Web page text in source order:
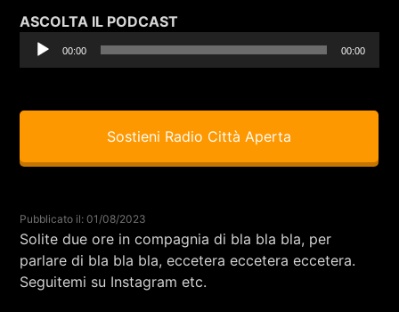
MELTINGPOT (REPLICA) CON
RICCARDO PURE RANKING
RCA - Radio città aperta
ASCOLTA IL PODCAST
Player
00:00 00:00
Sostieni Radio Città Aperta
Pubblicato il: 01/08/2023
Solite due ore in compagnia di bla bla bla, per
parlare di bla bla bla, eccetera eccetera eccetera.
Seguitemi su Instagram etc.